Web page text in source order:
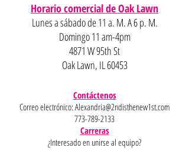
Horario comercial de Oak Lawn
Lunes a sábado de 11 a. M. A 6 p. M.
Domingo 11 am-4pm
4871 W 95th St
Oak Lawn, IL 60453
Contáctenos
Correo electrónico: Alexandria@2ndisthenew1st.com
773-789-2133
Carreras
¿Interesado en unirse al equipo?